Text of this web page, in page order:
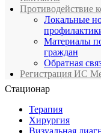
Противодействие
Локальные
Материалы
граждан
Обратная
Регистрация ИС
Стационар
Терапия
Хирургия